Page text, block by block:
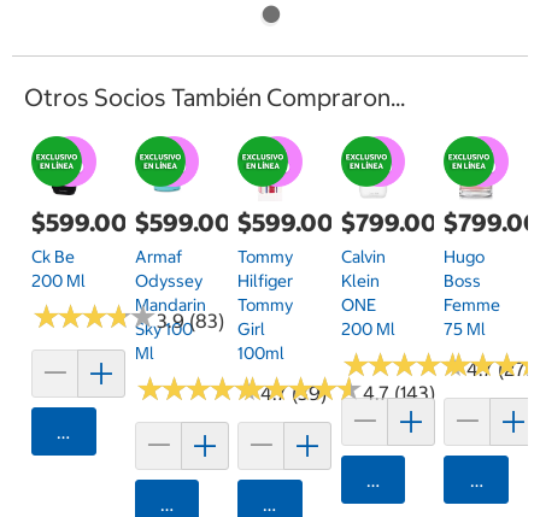
Otros Socios También Compraron...
$599.00
Ck Be
200 Ml
★★★★★
★★★★★3.9 (83)
Agregar
$599.00
Armaf
Odyssey
Mandarin
Sky 100
Ml
★★★★★
★★★★★4.7 (39)
Agregar
$599.00
Tommy
Hilfiger
Tommy
Girl
100ml
★★★★★
★★★★★4.7 (143)
Agregar
$799.00
Calvin
Klein
ONE
200 Ml
★★★★★
★★★★★4.7
Agregar
$799.00
Hugo
Boss
Femme
75 Ml
★★★
★★★